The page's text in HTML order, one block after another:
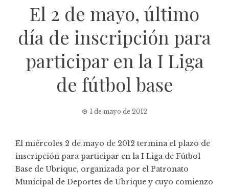
El 2 de mayo, último
día de inscripción para
participar en la I Liga
de fútbol base
1 de mayo de 2012
El miércoles 2 de mayo de 2012 termina el plazo de
inscripción para participar en la I Liga de Fútbol
Base de Ubrique, organizada por el Patronato
Municipal de Deportes de Ubrique y cuyo comienzo